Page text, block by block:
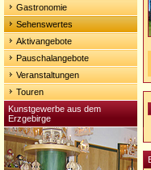
Gastronomie
Sehenswertes
Aktivangebote
Pauschalangebote
Veranstaltungen
Touren
Kunstgewerbe aus dem
Erzgebirge